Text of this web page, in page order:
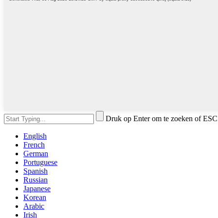
Druk op Enter om te zoeken of
English
French
German
Portuguese
Spanish
Russian
Japanese
Korean
Arabic
Irish